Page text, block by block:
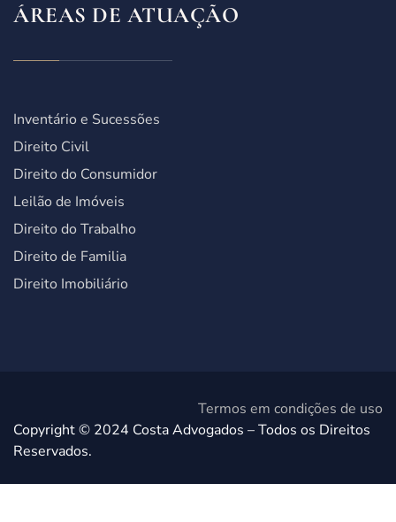
ÁREAS DE ATUAÇÃO
Inventário e Sucessões
Direito Civil
Direito do Consumidor
Leilão de Imóveis
Direito do Trabalho
Direito de Familia
Direito Imobiliário
Termos em condições de uso
Copyright © 2024 Costa Advogados – Todos os Direitos
Reservados.